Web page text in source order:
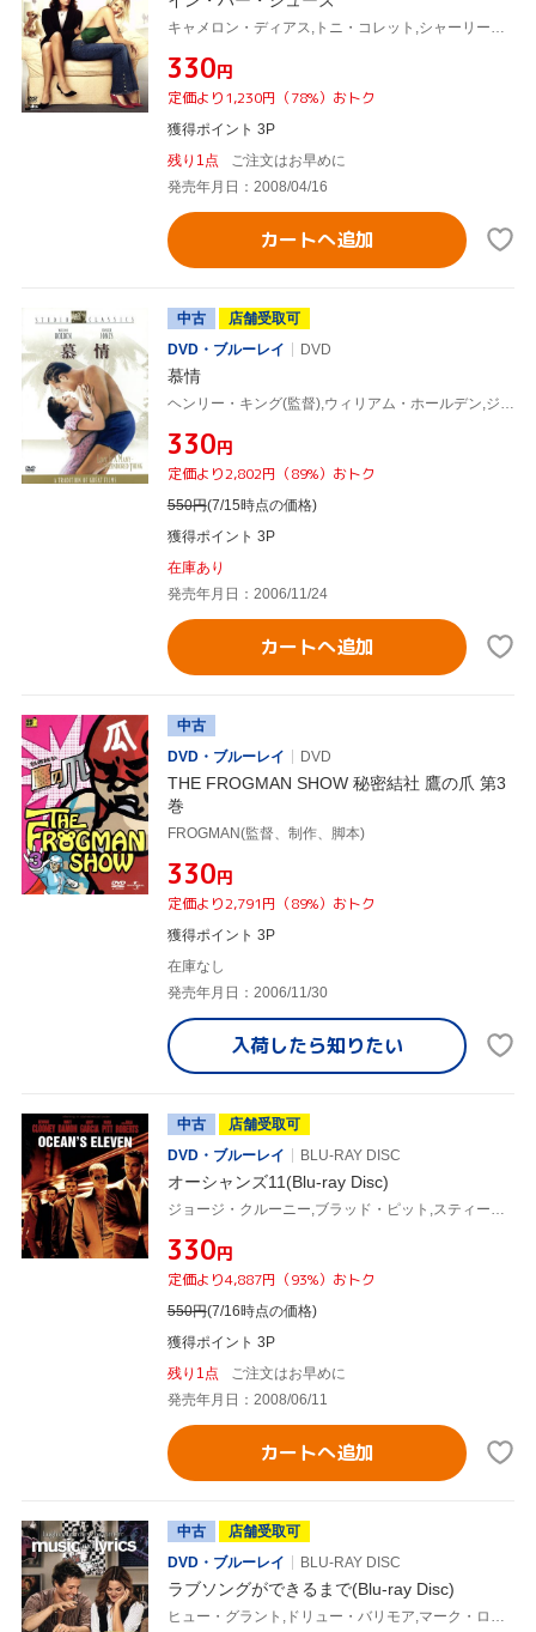
¥330円
定価より1,230円（78%）おトク
獲得ポイント 3P
残り1点
ご注文はお早めに
発売年月日：2008/04/16
カートへ追加
中古
店舗受取可
DVD・ブルーレイ
DVD
慕情
¥330円
定価より2,802円（89%）おトク
550円(7/15時点の価格)
獲得ポイント 3P
在庫あり
発売年月日：2006/11/24
カートへ追加
中古
DVD・ブルーレイ
DVD
THE FROGMAN SHOW 秘密結社 鷹の爪 第3
巻
FROGMAN(監督、制作、脚本)
¥330円
定価より2,791円（89%）おトク
獲得ポイント 3P
在庫なし
発売年月日：2006/11/30
入荷したら知りたい
中古
店舗受取可
DVD・ブルーレイ
BLU-RAY DISC
オーシャンズ11(Blu-ray Disc)
¥330円
定価より4,887円（93%）おトク
550円(7/16時点の価格)
獲得ポイント 3P
残り1点
ご注文はお早めに
発売年月日：2008/06/11
カートへ追加
中古
店舗受取可
DVD・ブルーレイ
BLU-RAY DISC
ラブソングができるまで(Blu-ray Disc)